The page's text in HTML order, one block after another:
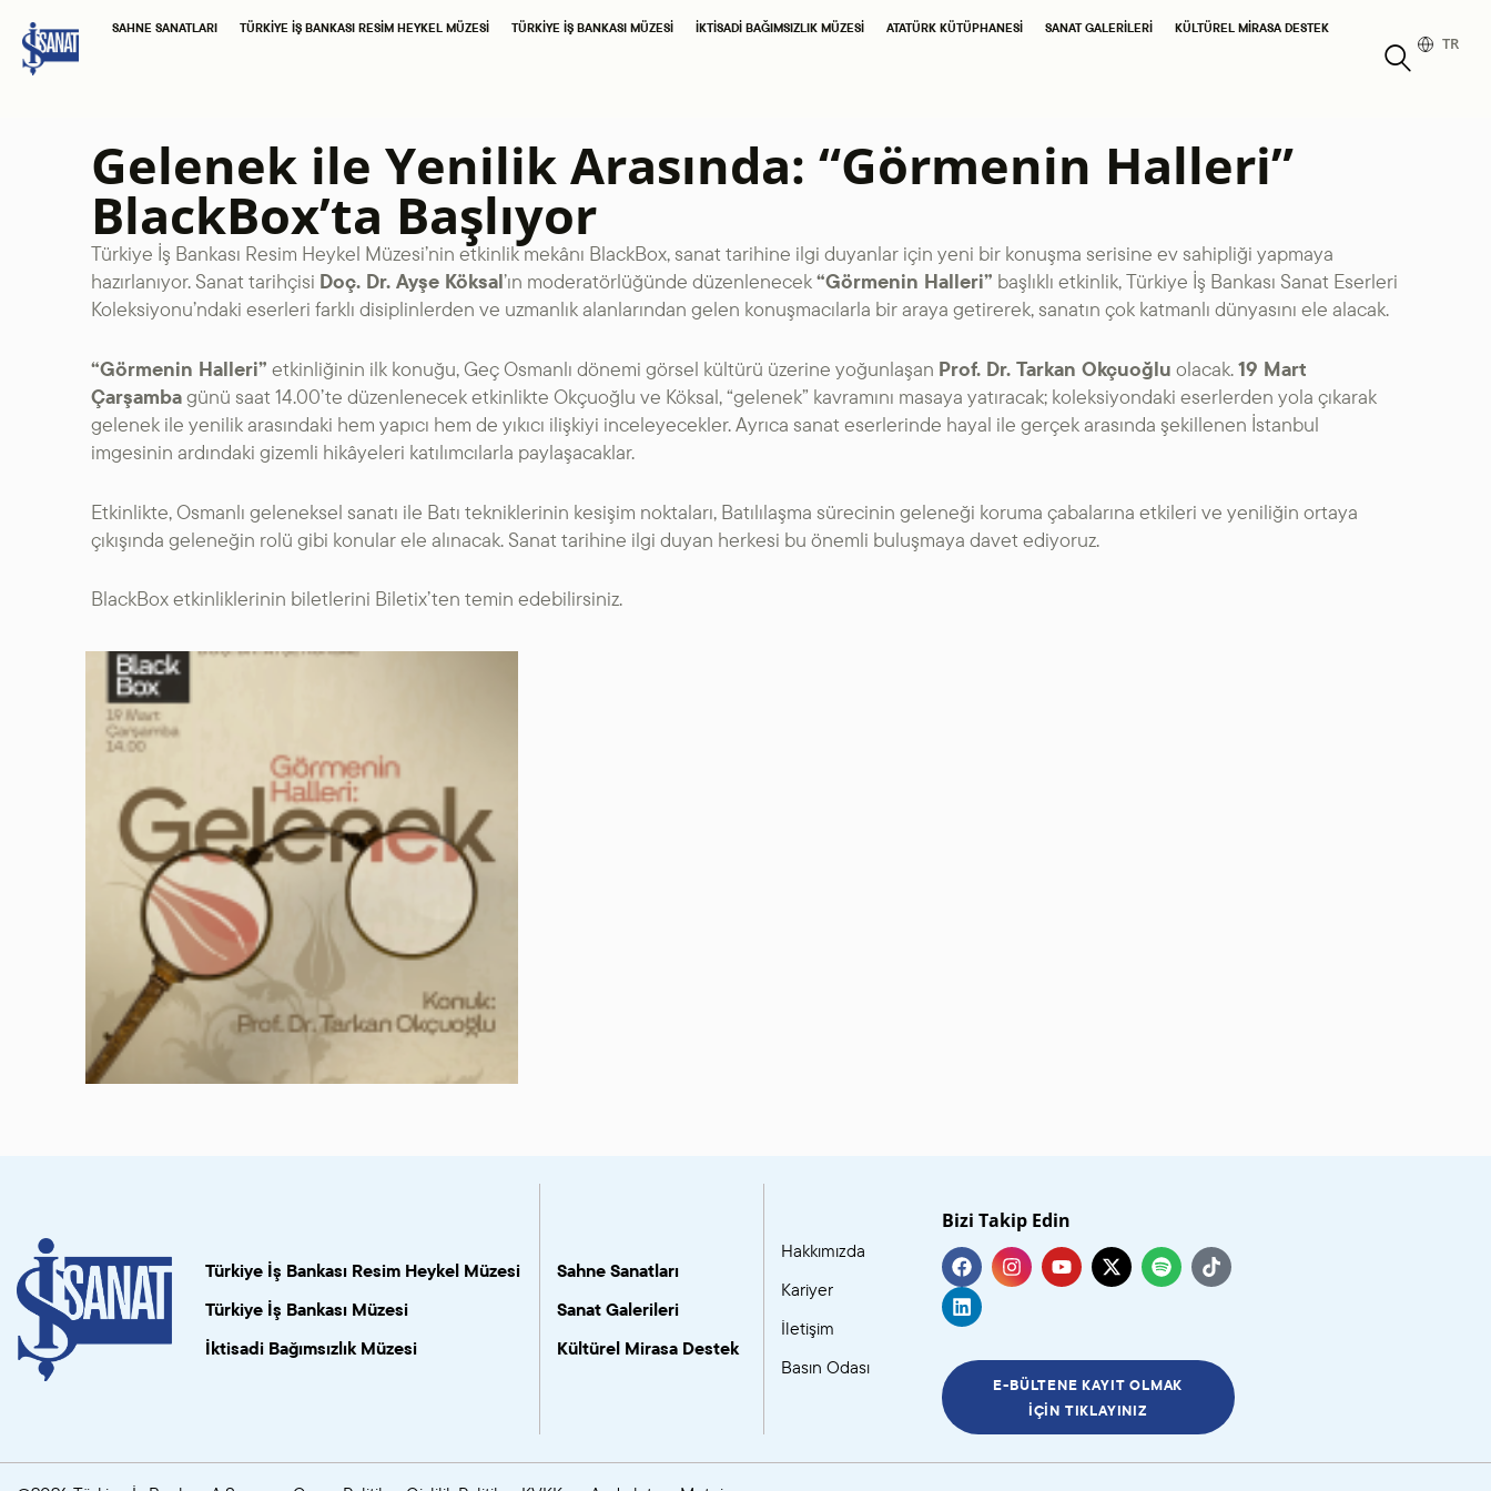
SAHNE SANATLARI TÜRKIYE İŞ BANKASI RESIM HEYKEL MÜZESI TÜRKIYE İŞ BANKASI MÜZESI İKTISADI BAĞIMSIZLIK MÜZESI ATATÜRK KÜTÜPHANESI SANAT GALERILERI KÜLTÜREL MIRASA DESTEK
TR
SAHNE SANATLARI
RESIM HEYKEL MÜZESI
TÜRKIYE İŞ BANKASI
MÜZESI
İKTISADI BAĞIMSIZLIK
MÜZESI
ATATÜRK
SANAT GALERILERI
KÜLTÜREL MIRASA
DESTEK
Gelenek ile Yenilik Arasında: “Görmenin Halleri”
BlackBox’ta Başlıyor
Türkiye İş Bankası Resim Heykel Müzesi’nin etkinlik mekânı BlackBox, sanat tarihine ilgi duyanlar için yeni bir konuşma serisine ev sahipliği yapmaya
hazırlanıyor. Sanat tarihçisi Doç. Dr. Ayşe Köksal’ın moderatörlüğünde düzenlenecek“Görmenin Halleri” başlıklı etkinlik, Türkiye İş Bankası Sanat Eserleri
Koleksiyonu’ndaki eserleri farklı disiplinlerden ve uzmanlık alanlarından gelen konuşmacılarla bir araya getirerek, sanatın çok katmanlı dünyasını ele alacak.
“Görmenin Halleri” etkinliğinin ilk konuğu, Geç Osmanlı dönemi görsel kültürü üzerine yoğunlaşan Prof. Dr. Tarkan Okçuoğlu olacak.19 Mart
Çarşambagünü saat 14.00’te düzenlenecek etkinlikte Okçuoğlu ve Köksal, “gelenek” kavramını masaya yatıracak; koleksiyondaki eserlerden yola çıkarak
gelenek ile yenilik arasındaki hem yapıcı hem de yıkıcı ilişkiyi inceleyecekler. Ayrıca sanat eserlerinde hayal ile gerçek arasında şekillenen İstanbul
imgesinin ardındaki gizemli hikâyeleri katılımcılarla paylaşacaklar.
Etkinlikte, Osmanlı geleneksel sanatı ile Batı tekniklerinin kesişim noktaları, Batılılaşma sürecinin geleneği koruma çabalarına etkileri ve yeniliğin ortaya
çıkışında geleneğin rolü gibi konular ele alınacak. Sanat tarihine ilgi duyan herkesi bu önemli buluşmaya davet ediyoruz.
BlackBox etkinliklerinin biletlerini Biletix’ten temin edebilirsiniz.
Türkiye İş Bankası Resim Heykel Müzesi
Türkiye İş Bankası Müzesi
İktisadi Bağımsızlık Müzesi
Sahne Sanatları
Sanat Galerileri
Kültürel Mirasa Destek
Hakkımızda
Kariyer
İletişim
Basın Odası
Bizi Takip Edin
E-BÜLTENE KAYIT OLMAK
İÇIN TIKLAYINIZ